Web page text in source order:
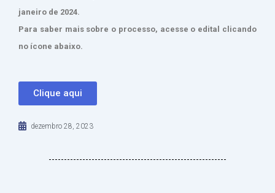
janeiro de 2024.
Para saber mais sobre o processo, acesse o edital clicando
no ícone abaixo.
Clique aqui
dezembro 28, 2023